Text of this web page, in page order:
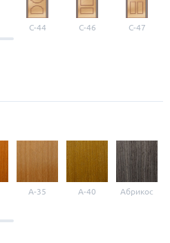
С-44 С-46 С-47
A-35 A-40 Абрикос